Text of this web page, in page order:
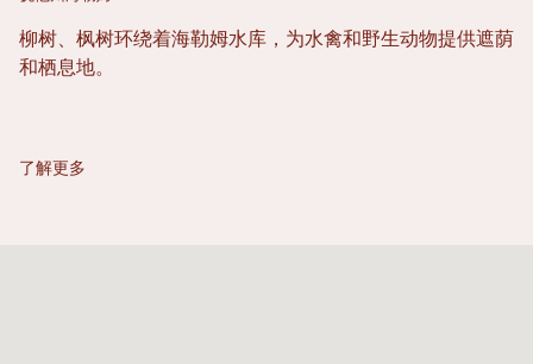
柳树、枫树环绕着海勒姆水库，为水禽和野生动物提供遮荫
和栖息地。
了解更多